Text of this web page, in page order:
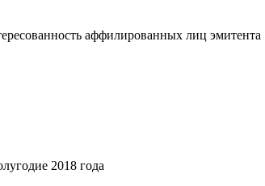
аффилированных лиц эмитента
2018 года